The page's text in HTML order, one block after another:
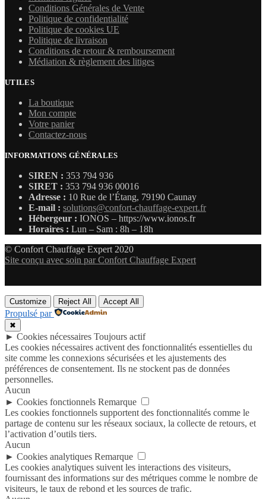
Conditions Générales de Vente
Politique de confidentialité
Politique de cookies UE
Politique de livraison
Conditions de retour & remboursement
Médiation & règlement des litiges
UTILES
La boutique
Mon compte
Votre panier
Contactez-nous
INFORMATIONS GÉNÉRALES
SIREN : 353 794 936
SIRET : 353 794 936 00016
Adresse : 10 Rue de l’Étang, 79190 Caunay
E-mail : solutions@confort-chauffage-expert.fr
Hébergeur : IONOS – https://www.ionos.fr
Horaires : Lun – Sam : 8h – 18h
© Confort Chauffage Expert 2020
Site conçu avec soin par Confort Chauffage Expert
Customize Reject All Accept All
Propulsé par
✖
► Cookies nécessaires Toujours actif
Les cookies nécessaires activent des fonctionnalités essentielles du
site comme les connexions sécurisées et les ajustements des
préférences de consentement. Ils ne stockent pas de données
personnelles.
Aucun
► Cookies fonctionnels Remarque
Les cookies fonctionnels supportent des fonctionnalités comme le
partage de contenu sur les réseaux sociaux, la collecte de retours, et
l’activation d’outils tiers.
Aucun
► Cookies analytiques Remarque
Les cookies analytiques suivent les interactions des visiteurs,
fournissant des informations sur des métriques comme le nombre de
visiteurs, le taux de rebond et les sources de trafic.